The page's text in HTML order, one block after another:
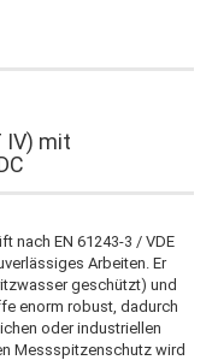
IV) mit
nach EN 61243-3 / VDE
Arbeiten. Er
geschützt) und
enorm robust, dadurch
oder industriellen
Messspitzenschutz wird